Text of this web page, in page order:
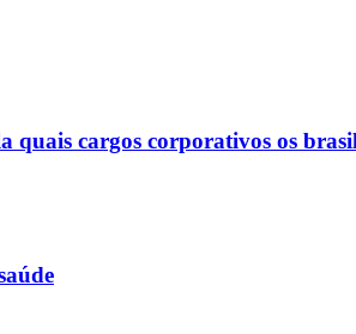
quais cargos corporativos os